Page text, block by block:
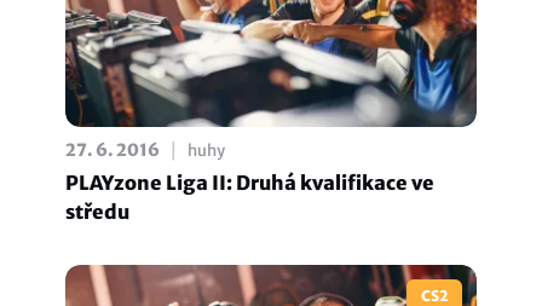
27. 6. 2016 huhy
PLAYzone Liga II: Druhá kvalifikace ve
středu
CS2